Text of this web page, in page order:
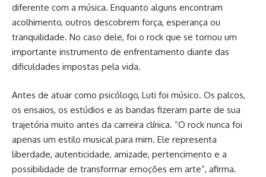
diferente com a música. Enquanto alguns encontram
acolhimento, outros descobrem força, esperança ou
tranquilidade. No caso dele, foi o rock que se tornou um
importante instrumento de enfrentamento diante das
dificuldades impostas pela vida.
Antes de atuar como psicólogo, Luti foi músico. Os palcos,
os ensaios, os estúdios e as bandas fizeram parte de sua
trajetória muito antes da carreira clínica. “O rock nunca foi
apenas um estilo musical para mim. Ele representa
liberdade, autenticidade, amizade, pertencimento e a
possibilidade de transformar emoções em arte”, afirma.